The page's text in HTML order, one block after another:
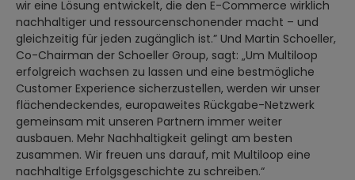
wir eine Lösung entwickelt, die den E-Commerce wirklich
nachhaltiger und ressourcenschonender macht – und
gleichzeitig für jeden zugänglich ist.” Und Martin Schoeller,
Co-Chairman der Schoeller Group, sagt: „Um Multiloop
erfolgreich wachsen zu lassen und eine bestmögliche
Customer Experience sicherzustellen, werden wir unser
flächendeckendes, europaweites Rückgabe-Netzwerk
gemeinsam mit unseren Partnern immer weiter
ausbauen. Mehr Nachhaltigkeit gelingt am besten
zusammen. Wir freuen uns darauf, mit Multiloop eine
nachhaltige Erfolgsgeschichte zu schreiben.“